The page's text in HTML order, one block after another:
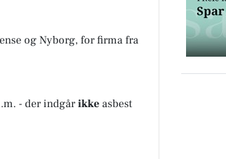
og Nyborg, for firma fra
- der indgårikke asbest